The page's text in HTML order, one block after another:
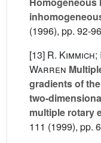
(1996), pp. 92-96
[13] R.
Warren
gradients of
two-
multiple rotary
111 (1999), pp.